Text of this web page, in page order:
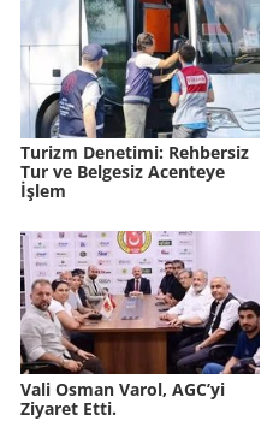
Tu­rizm De­ne­ti­mi: Reh­ber­siz
Tur ve Bel­ge­siz Acen­te­ye
İşlem
Vali Osman Varol, AGC’yi
Ziyaret Etti.